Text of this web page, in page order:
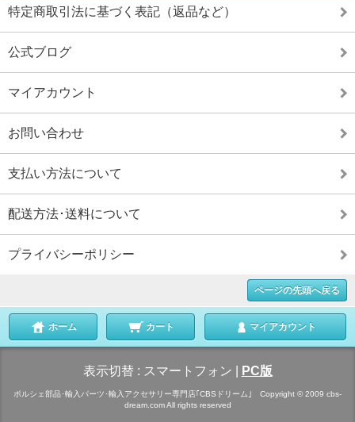
特定商取引法に基づく表記（返品など）
公式ブログ
マイアカウント
お問い合わせ
支払い方法について
配送方法･送料について
プライバシーポリシー
ページの先頭へ戻る
ホーム カート マイアカウント
表示切替 : スマートフォン PC版
ポルシェ部品･輸入パーツ･輸入アクセサリー専門店｢CBSドリーム｣ Copyright © 2009 cbs-
dream.com All rights reserved